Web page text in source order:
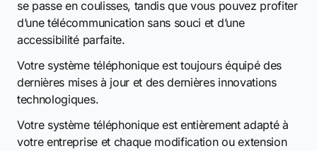
se passe en coulisses, tandis que vous pouvez profiter
d’une télécommunication sans souci et d’une
accessibilité parfaite.
Votre système téléphonique est toujours équipé des
dernières mises à jour et des dernières innovations
technologiques.
Votre système téléphonique est entièrement adapté à
votre entreprise et chaque modification ou extension